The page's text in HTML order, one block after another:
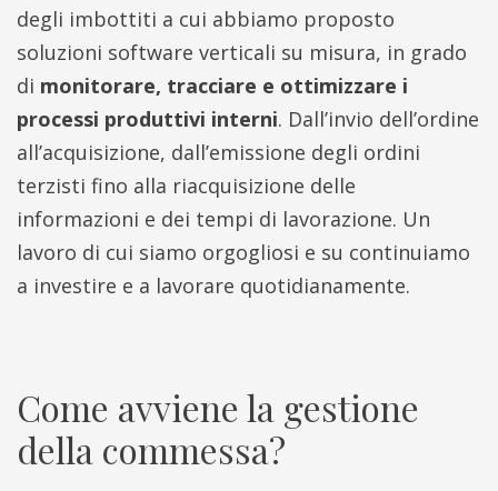
degli imbottiti a cui abbiamo proposto
soluzioni software verticali su misura, in grado
di monitorare, tracciare e ottimizzare i
processi produttivi interni. Dall’invio dell’ordine
all’acquisizione, dall’emissione degli ordini
terzisti fino alla riacquisizione delle
informazioni e dei tempi di lavorazione. Un
lavoro di cui siamo orgogliosi e su continuiamo
a investire e a lavorare quotidianamente.
Come avviene la gestione
della commessa?